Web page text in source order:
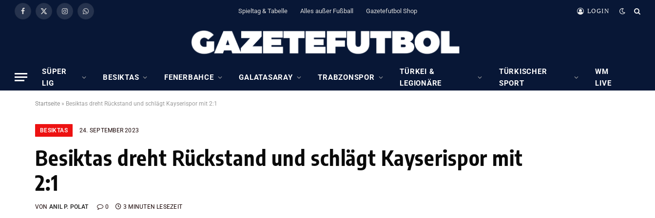
Facebook
X
InstagramWhatsApp Spieltag & Tabelle Alles außer Fußball Gazetefutbol Shop LOGIN
SÜPER
LIG
BESIKTAS FENERBAHCE GALATASARAY TRABZONSPOR
TÜRKEI &
LEGIONÄRE
TÜRKISCHER
SPORT
WM
LIVE
Startseite » Besiktas dreht Rückstand und schlägt Kayserispor mit 2:1
BESIKTAS 24. SEPTEMBER 2023
Besiktas dreht Rückstand und schlägt Kayserispor mit
2:1
VON ANIL P. POLAT 0 3 MINUTEN LESEZEIT